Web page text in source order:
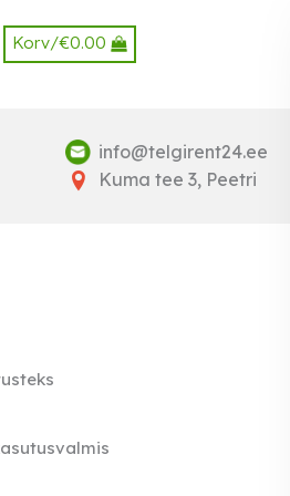
Korv/€0.00
info@telgirent24.ee
Kuma tee 3, Peetri